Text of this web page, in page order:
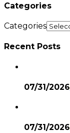
Categories
Categories
Recent Posts
07/31/2026
07/31/2026